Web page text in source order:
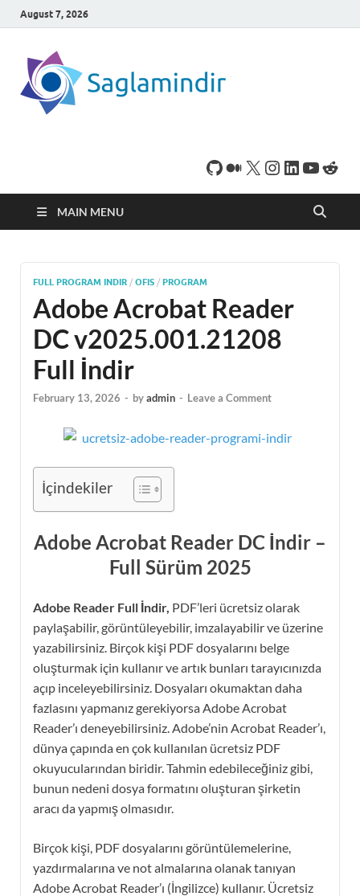
August 7, 2026
indirebileceğiniz sade
bir indirme sitesidir.
MAIN MENU
FULL PROGRAM INDIR / OFIS / PROGRAM
Adobe Acrobat Reader
DC v2025.001.21208
Full İndir
February 13, 2026 - byadmin - Leave a Comment
İçindekiler
Adobe Acrobat Reader DC İndir –
Full Sürüm 2025
Adobe Reader Full İndir, PDF’leri ücretsiz olarak
paylaşabilir, görüntüleyebilir, imzalayabilir ve üzerine
yazabilirsiniz. Birçok kişi PDF dosyalarını belge
oluşturmak için kullanır ve artık bunları tarayıcınızda
açıp inceleyebilirsiniz. Dosyaları okumaktan daha
fazlasını yapmanız gerekiyorsa Adobe Acrobat
Reader’ı deneyebilirsiniz. Adobe’nin Acrobat Reader’ı,
dünya çapında en çok kullanılan ücretsiz PDF
okuyucularından biridir. Tahmin edebileceğiniz gibi,
bunun nedeni dosya formatını oluşturan şirketin
aracı da yapmış olmasıdır.
Birçok kişi, PDF dosyalarını görüntülemelerine,
yazdırmalarına ve not almalarına olanak tanıyan
Adobe Acrobat Reader’ı (İngilizce) kullanır. Ücretsiz